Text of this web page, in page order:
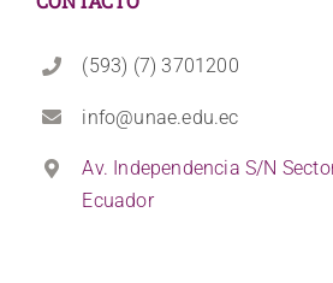
(593) (7) 3701200
info@unae.edu.ec
Av. Independencia S/N
Ecuador